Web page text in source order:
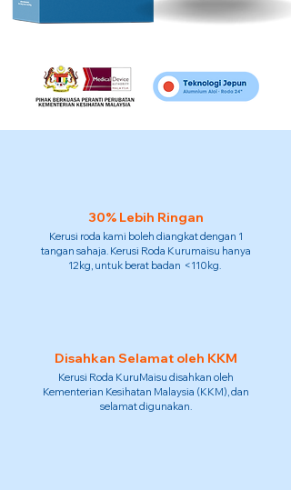
30% Lebih Ringan
Kerusi roda kami boleh diangkat dengan 1
tangan sahaja. Kerusi Roda Kurumaisu hanya
12kg, untuk berat badan <110kg.
Disahkan Selamat oleh KKM
Kerusi Roda KuruMaisu disahkan oleh
Kementerian Kesihatan Malaysia (KKM), dan
selamat digunakan.